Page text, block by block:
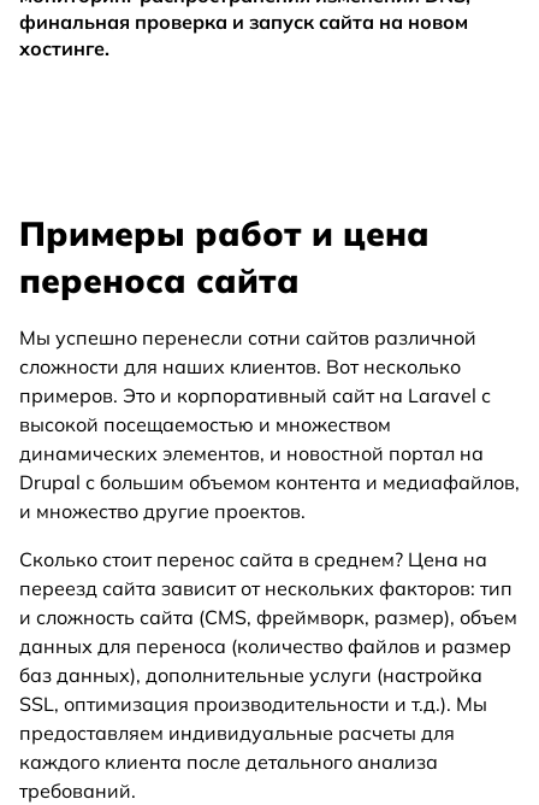
финальная проверка и запуск сайта на новом
хостинге.
Примеры работ и цена
переноса сайта
Мы успешно перенесли сотни сайтов различной
сложности для наших клиентов. Вот несколько
примеров. Это и корпоративный сайт на Laravel с
высокой посещаемостью и множеством
динамических элементов, и новостной портал на
Drupal с большим объемом контента и медиафайлов,
и множество другие проектов.
Сколько стоит перенос сайта в среднем? Цена на
переезд сайта зависит от нескольких факторов: тип
и сложность сайта (CMS, фреймворк, размер), объем
данных для переноса (количество файлов и размер
баз данных), дополнительные услуги (настройка
SSL, оптимизация производительности и т.д.). Мы
предоставляем индивидуальные расчеты для
каждого клиента после детального анализа
требований.